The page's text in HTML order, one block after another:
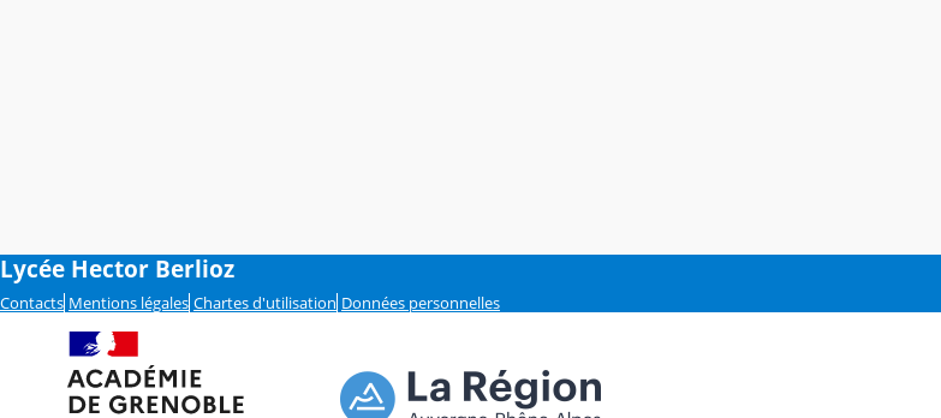
Lycée Hector Berlioz
Contacts Mentions légales Chartes d'utilisation Données personnelles